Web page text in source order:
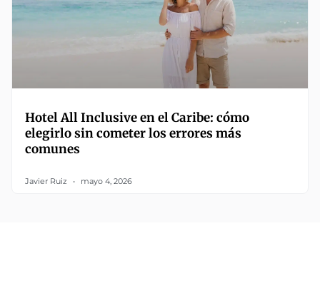
Hotel All Inclusive en el Caribe: cómo
elegirlo sin cometer los errores más
comunes
Javier Ruiz mayo 4, 2026